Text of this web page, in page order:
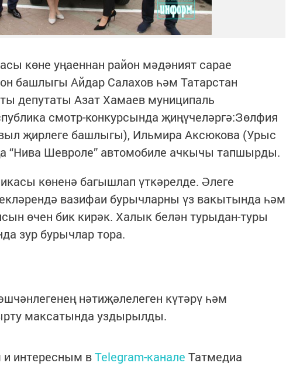
көне уңаеннан район мәдәният сарае
башлыгы Айдар Салахов һәм Татарстан
депутаты Азат Хамаев муниципаль
смотр-конкурсында җиңүчеләргә:Зөлфия
җирлеге башлыгы), Ильмира Аксюкова (Урыс
“Нива Шевроле” автомобиле ачкычы тапшырды.
көненә багышлап үткәрелде. Әлеге
вазифаи бурычларны үз вакытында һәм
өчен бик кирәк. Халык белән турыдан-туры
зур бурычлар тора.
нәтиҗәлелеген күтәрү һәм
максатында уздырылды.
интересным вTelegram-канале Татмедиа